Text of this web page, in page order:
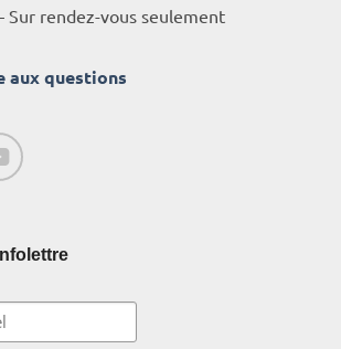
Sur rendez-vous seulement
aux questions